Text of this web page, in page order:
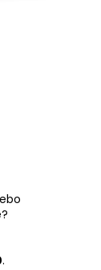
.